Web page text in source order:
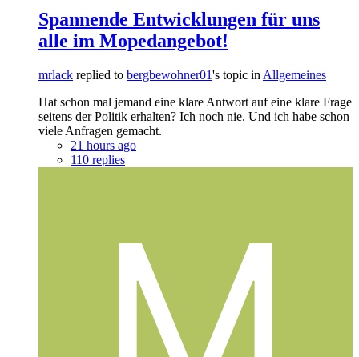
Spannende Entwicklungen für uns
alle im Mopedangebot!
mrlack replied to bergbewohner01's topic in Allgemeines
Hat schon mal jemand eine klare Antwort auf eine klare Frage
seitens der Politik erhalten? Ich noch nie. Und ich habe schon
viele Anfragen gemacht.
21 hours ago
110 replies